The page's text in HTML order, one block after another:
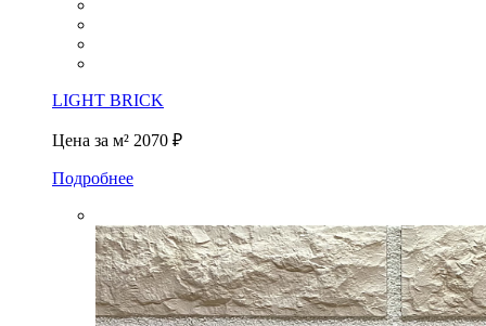
LIGHT BRICK
Цена за м² 2070 ₽
Подробнее